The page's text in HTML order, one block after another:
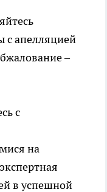
с апелляцией
–
с
на
в успешной